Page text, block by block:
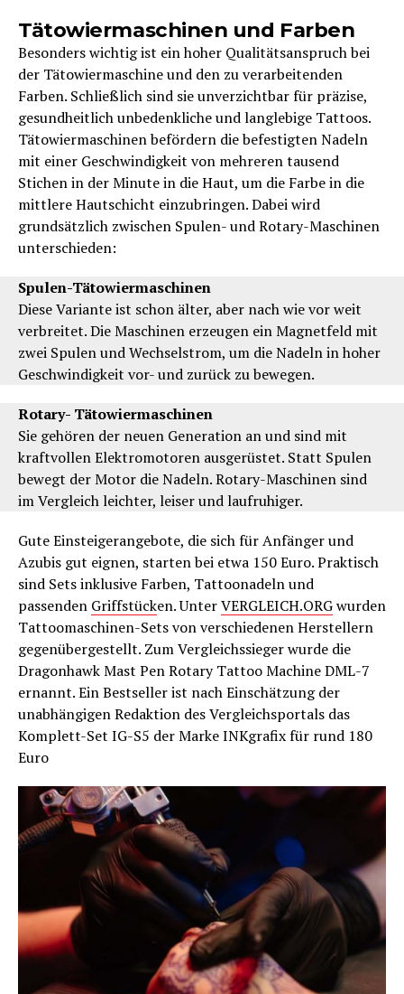
Tätowiermaschinen und Farben
Besonders wichtig ist ein hoher Qualitätsanspruch bei
der Tätowiermaschine und den zu verarbeitenden
Farben. Schließlich sind sie unverzichtbar für präzise,
gesundheitlich unbedenkliche und langlebige Tattoos.
Tätowiermaschinen befördern die befestigten Nadeln
mit einer Geschwindigkeit von mehreren tausend
Stichen in der Minute in die Haut, um die Farbe in die
mittlere Hautschicht einzubringen. Dabei wird
grundsätzlich zwischen Spulen- und Rotary-Maschinen
unterschieden:
Spulen-Tätowiermaschinen
Diese Variante ist schon älter, aber nach wie vor weit
verbreitet. Die Maschinen erzeugen ein Magnetfeld mit
zwei Spulen und Wechselstrom, um die Nadeln in hoher
Geschwindigkeit vor- und zurück zu bewegen.
Rotary- Tätowiermaschinen
Sie gehören der neuen Generation an und sind mit
kraftvollen Elektromotoren ausgerüstet. Statt Spulen
bewegt der Motor die Nadeln. Rotary-Maschinen sind
im Vergleich leichter, leiser und laufruhiger.
Gute Einsteigerangebote, die sich für Anfänger und
Azubis gut eignen, starten bei etwa 150 Euro. Praktisch
sind Sets inklusive Farben, Tattoonadeln und
passenden Griffstücken. UnterVERGLEICH.ORGwurden
Tattoomaschinen-Sets von verschiedenen Herstellern
gegenübergestellt. Zum Vergleichssieger wurde die
Dragonhawk Mast Pen Rotary Tattoo Machine DML-7
ernannt. Ein Bestseller ist nach Einschätzung der
unabhängigen Redaktion des Vergleichsportals das
Komplett-Set IG-S5 der Marke INKgrafix für rund 180
Euro